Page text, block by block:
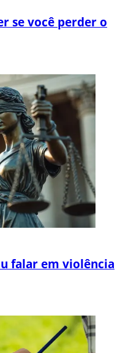
se você perder o
falar em violência